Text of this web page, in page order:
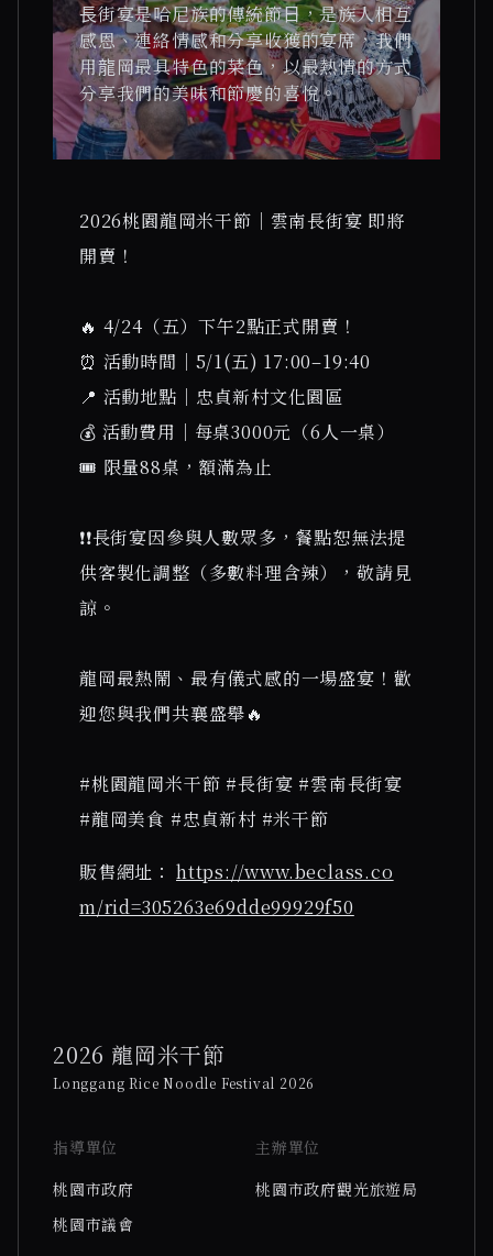
⾧街宴是哈尼族的傳統節⽇，是族⼈相互
感恩、連絡情感和分享收獲的宴席，我們
⽤⿓岡最具特色的菜色，以最熱情的方式
分享我們的美味和節慶的喜悅。
2026桃園龍岡米干節｜雲南長街宴 即將
開賣！
🔥 4/24（五）下午2點正式開賣！
⏰ 活動時間｜5/1(五) 17:00–19:40
📍 活動地點｜忠貞新村文化園區
💰 活動費用｜每桌3000元（6人一桌）
🎟 限量88桌，額滿為止
❗️❗️長街宴因參與人數眾多，餐點恕無法提
供客製化調整（多數料理含辣），敬請見
諒。
龍岡最熱鬧、最有儀式感的一場盛宴！歡
迎您與我們共襄盛舉🔥
#桃園龍岡米干節 #長街宴 #雲南長街宴
#龍岡美食 #忠貞新村 #米干節
販售網址 ： https://www.beclass.co
m/rid=305263e69dde99929f50
2026 龍岡米干節
Longgang Rice Noodle Festival 2026
指導單位
桃園市政府
桃園市議會
主辦單位
桃園市政府觀光旅遊局